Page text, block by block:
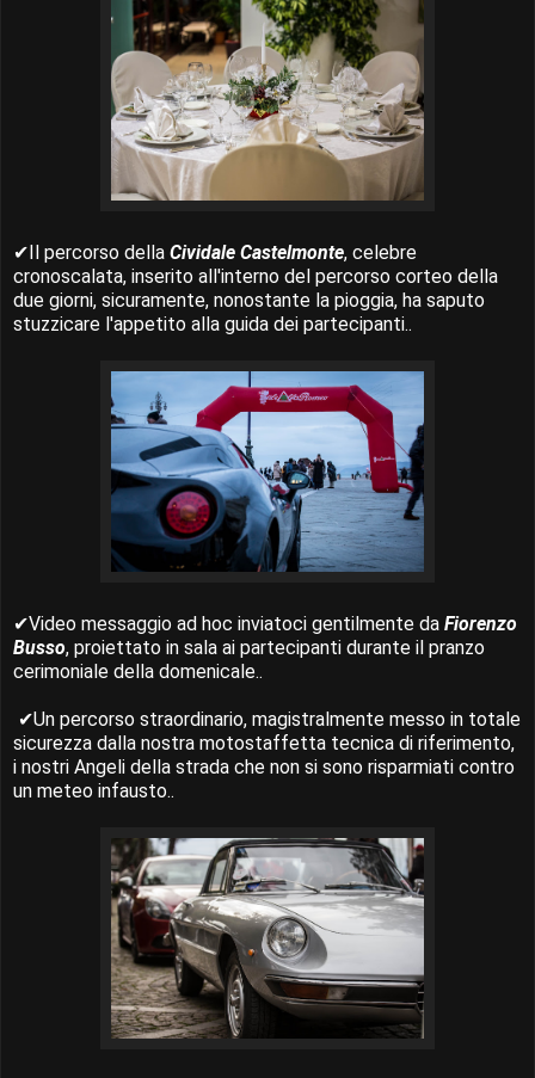
✔Il percorso della Cividale Castelmonte, celebre
cronoscalata, inserito all'interno del percorso corteo della
due giorni, sicuramente, nonostante la pioggia, ha saputo
stuzzicare l'appetito alla guida dei partecipanti..
✔Video messaggio ad hoc inviatoci gentilmente da Fiorenzo
Busso, proiettato in sala ai partecipanti durante il pranzo
cerimoniale della domenicale..
✔Un percorso straordinario, magistralmente messo in totale
sicurezza dalla nostra motostaffetta tecnica di riferimento,
i nostri Angeli della strada che non si sono risparmiati contro
un meteo infausto..